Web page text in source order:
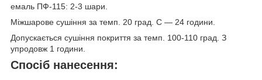
емаль ПФ-115: 2-3 шари.
Міжшарове сушіння за темп. 20 град. С — 24 години.
Допускається сушіння покриття за темп. 100-110 град. З
упродовж 1 години.
Спосіб нанесення: